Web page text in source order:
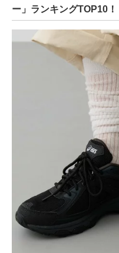
ー」ランキングTOP10！